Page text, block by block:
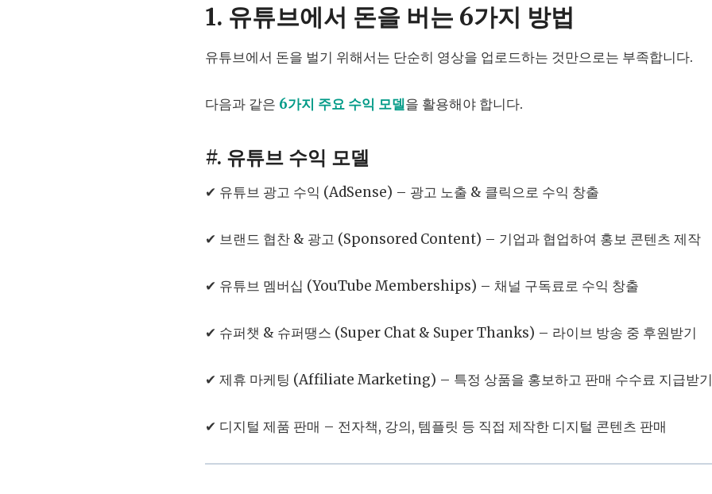
1. 유튜브에서 돈을 버는 6가지 방법
유튜브에서 돈을 벌기 위해서는 단순히 영상을 업로드하는 것만으로는 부족합니다.
다음과 같은 6가지 주요 수익 모델을 활용해야 합니다.
#. 유튜브 수익 모델
✔ 유튜브 광고 수익 (AdSense) – 광고 노출 & 클릭으로 수익 창출
✔ 브랜드 협찬 & 광고 (Sponsored Content) – 기업과 협업하여 홍보 콘텐츠 제작
✔ 유튜브 멤버십 (YouTube Memberships) – 채널 구독료로 수익 창출
✔ 슈퍼챗 & 슈퍼땡스 (Super Chat & Super Thanks) – 라이브 방송 중 후원받기
✔ 제휴 마케팅 (Affiliate Marketing) – 특정 상품을 홍보하고 판매 수수료 지급받기
✔ 디지털 제품 판매 – 전자책, 강의, 템플릿 등 직접 제작한 디지털 콘텐츠 판매